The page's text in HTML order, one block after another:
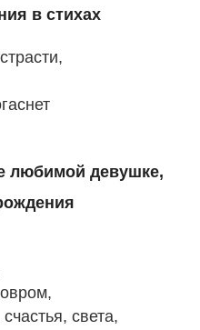
в стихах
любимой девушке,
света,